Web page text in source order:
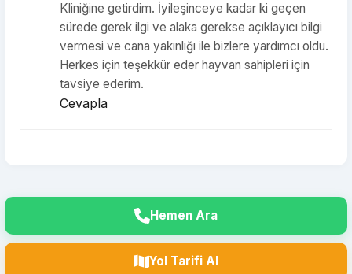
Kliniğine getirdim. İyileşinceye kadar ki geçen
sürede gerek ilgi ve alaka gerekse açıklayıcı bilgi
vermesi ve cana yakınlığı ile bizlere yardımcı oldu.
Herkes için teşekkür eder hayvan sahipleri için
tavsiye ederim.
Cevapla
Hemen Ara
Yol Tarifi Al